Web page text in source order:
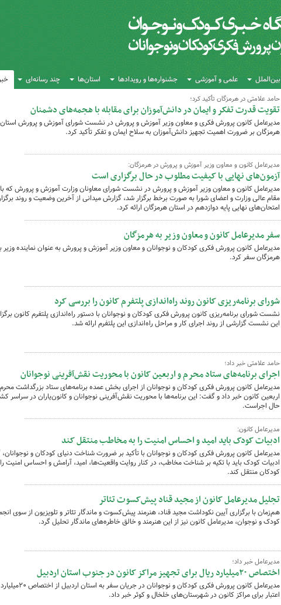
بین‌الملل علمی و آموزشی جشنواره‌ها و رویدادها استان‌ها چند رسانه‌ای
حامد علامتی در هرمزگان تأکید کرد؛
تقویت قدرت تفکر و ایمان در دانش‌آموزان برای مقابله با هجمه‌های دشمنان
مدیرعامل کانون پرورش فکری و معاون وزیر آموزش و پرورش در نشست شورای آموزش و پرورش استان
هرمزگان بر ضرورت اهمیت تجهیز دانش‌آموزان به سلاح ایمان و تفکر تأکید کرد.
مدیرعامل کانون و معاون وزیر آموزش و پرورش در هرمزگان:
آزمون‌های نهایی با کیفیت مطلوب در حال برگزاری است
مدیرعامل کانون و معاون وزیر آموزش و پرورش ​در نشست شورای معاونان وزارت آموزش و پرورش که
مقام عالی وزارت و اعضای شورا به صورت برخط برگزار شد، گزارش میدانی از آخرین وضعیت و روند
امتحان‌های نهایی پایه دوازدهم در استان هرمزگان ارائه کرد.
سفر مدیرعامل کانون و معاون وزیر به هرمزگان
مدیرعامل کانون پرورش فکری کودکان و نوجوانان و معاون وزیر آموزش و پرورش به عنوان نماینده وزیر
هرمزگان سفر کرد.
شورای برنامه‌ریزی کانون روند راه‌اندازی پلتفرم کانون را بررسی کرد
نشست شورای برنامه‌ریزی کانون پرورش فکری کودکان و نوجوانان با دستور راه‌اندازی پلتفرم کانون
این نشست گزارشی از روند اجرای کار و مراحل راه‌اندازی این پلتفرم ارائه شد.
حامد علامتی خبر داد؛
اجرای برنامه‌های ستاد محرم و اربعین کانون با محوریت نقش‌آفرینی نوجوانان
مدیرعامل کانون پرورش فکری کودکان و نوجوانان از اجرای بخش عمده برنامه‌های ستاد بزرگداشت
اربعین کانون خبر داد و گفت: این برنامه‌ها با محوریت نقش‌آفرینی نوجوانان و کانون‌یاران در سراسر
حال اجراست.
مدیرعامل کانون:
ادبیات کودک باید امید و احساس امنیت را به مخاطب منتقل کند
مدیرعامل کانون پرورش فکری کودکان و نوجوانان با تأکید بر ضرورت شناخت دنیای کودکان و
ادبیات کودک باید با تکیه بر شناخت مخاطب، در کنار روایت واقعیت‌ها، امید، آرامش و احساس امنیت
کودکان منتقل کند.
تجلیل مدیرعامل کانون از مجید قناد پیش‌کسوت تئاتر
هم‌زمان با برگزاری آیین نکوداشت مجید قناد، هنرمند پیش‌کسوت و ماندگار تئاتر و تلویزیون از سوی
کودک و نوجوان، مدیرعامل کانون نیز از این هنرمند و خالق خاطره‌های ماندگار تحلیل گرد.
مدیرعامل خبر داد؛
اختصاص ۲۰میلیارد ریال برای تجهیز مراکز کانون در جنوب استان اردبیل
مدیرعامل کانون پرورش فکری کودکان و نوجوانان در
اعتبار برای مراکز کانون در شهرستان‌های خلخال و کوثر خبر داد.